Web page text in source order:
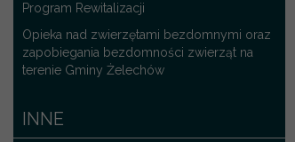
Program Rewitalizacji
Opieka nad zwierzętami bezdomnymi oraz
zapobiegania bezdomności zwierząt na
terenie Gminy Żelechów
INNE